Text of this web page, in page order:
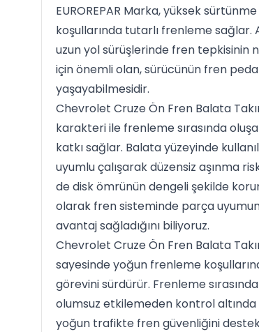
EUROREPAR Marka, yüksek
koşullarında tutarlı frenleme
uzun yol sürüşlerinde fren tepkisinin
için önemli olan, sürücünün fren
yaşayabilmesidir.
Chevrolet Cruze Ön Fren Balata
karakteri ile frenleme sırasında
katkı sağlar. Balata yüzeyinde
uyumlu çalışarak düzensiz aşınma
de disk ömrünün dengeli şekilde
olarak fren sisteminde parça
avantaj sağladığını biliyoruz.
Chevrolet Cruze Ön Fren Balata
sayesinde yoğun frenleme
görevini sürdürür. Frenleme
olumsuz etkilemeden kontrol
yoğun trafikte fren güvenliğini